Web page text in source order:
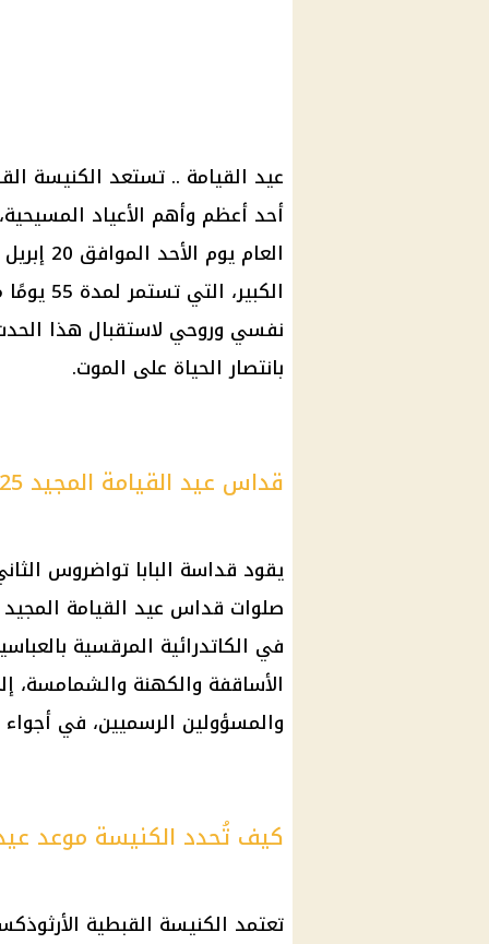
عيد القيامة .. تستعد الكنيسة
نفسي وروحي لاستقبال هذا
بانتصار الحياة على الموت.
قداس عيد القيامة المجيد 2025 بقيادة البابا تواضروس الثاني
يقود قداسة البابا تواضروس
في الكاتدرائية المرقسية
الأساقفة والكهنة والشمامسة،
والمسؤولين الرسميين، في أجواء
كيف تُحدد الكنيسة موعد
تعتمد الكنيسة القبطية